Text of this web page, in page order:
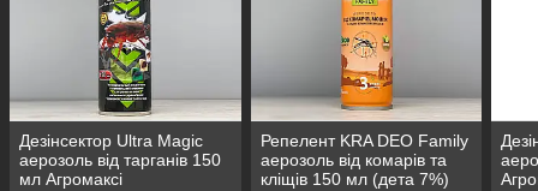
Дезінсектор Ultra Magic
аерозоль від тарганів 150
мл Агромаксі
Репелент KRA DEO Family
аерозоль від комарів та
кліщів 150 мл (дета 7%)